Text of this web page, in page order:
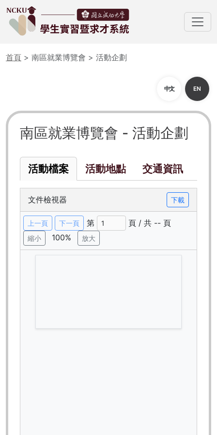
首頁 > 南區就業博覽會 > 活動企劃
中文 EN
南區就業博覽會 - 活動企劃
活動檔案 活動地點 交通資訊
文件檢視器 下載
上一頁 下一頁 第 頁 / 共 -- 頁
縮小 100% 放大